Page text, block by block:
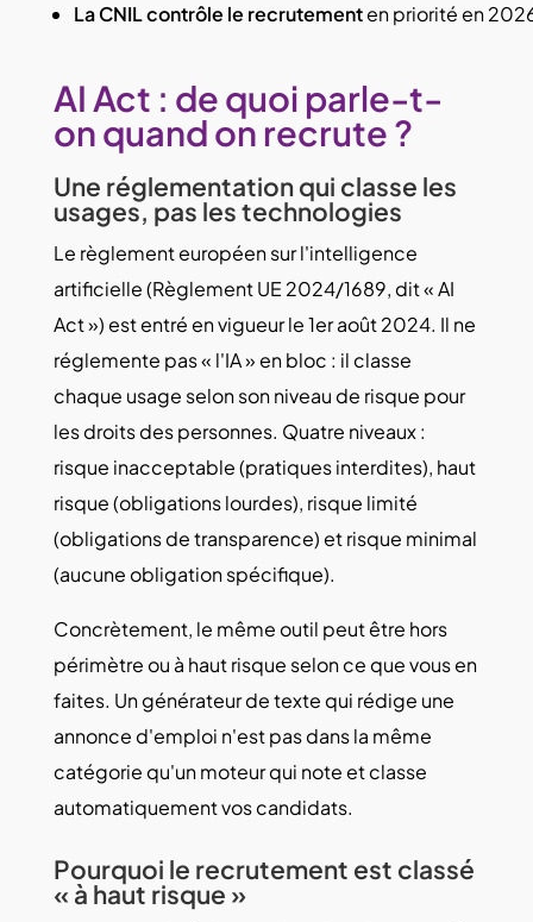
La CNIL contrôle le recrutementen priorité en
AI Act : de quoi parle-t-
on quand on recrute ?
Une réglementation qui classe les
usages, pas les technologies
Le règlement européen sur l'intelligence
artificielle (Règlement UE 2024/1689, dit « AI
Act ») est entré en vigueur le 1eraoût 2024. Il ne
réglemente pas « l'IA » en bloc : il classe
chaque usage selon son niveau de risque pour
les droits des personnes. Quatre niveaux :
risque inacceptable (pratiques interdites), haut
risque (obligations lourdes), risque limité
(obligations de transparence) et risque minimal
(aucune obligation spécifique).
Concrètement, le même outil peut être hors
périmètre ou à haut risque selon ce que vous en
faites. Un générateur de texte qui rédige une
annonce d'emploi n'est pas dans la même
catégorie qu'un moteur qui note et classe
automatiquement vos candidats.
Pourquoi le recrutement est classé
« à haut risque »